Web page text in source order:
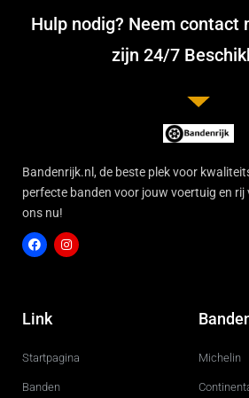
Hulp nodig? Neem contact
zijn 24/7
Bandenrijk.nl, de beste plek voor
perfecte banden voor jouw voertuig en rij
ons nu!
c
e
o
g
r
Link
Startpagina
Banden
Michelin